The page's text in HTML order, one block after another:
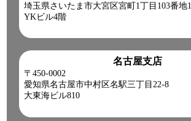
埼玉県さいたま市大宮区宮町1丁目103番地1
YKビル4階
名古屋支店
〒450-0002
愛知県名古屋市中村区名駅三丁目22-8
大東海ビル810